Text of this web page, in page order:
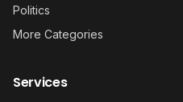
Politics
More Categories
Services